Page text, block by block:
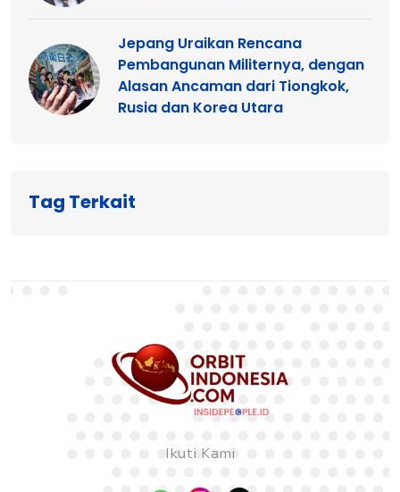
Jepang Uraikan Rencana
Pembangunan Militernya, dengan
Alasan Ancaman dari Tiongkok,
Rusia dan Korea Utara
Tag Terkait
Ikuti Kami